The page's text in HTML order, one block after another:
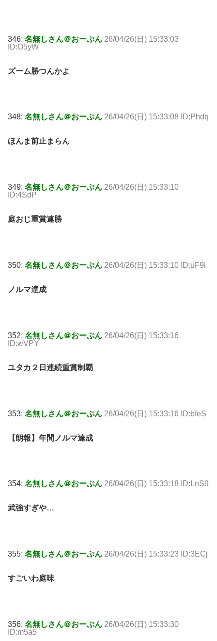
346: 名無しさん＠おーぷん 26/04/26(日) 15:33:03
ID:O5yW
ズーム勝つんかよ
348: 名無しさん＠おーぷん 26/04/26(日) 15:33:08 ID:Phdq
ほんま前止まらん
349: 名無しさん＠おーぷん 26/04/26(日) 15:33:10
ID:4SdP
庭おじ重賞連勝
350: 名無しさん＠おーぷん 26/04/26(日) 15:33:10 ID:uF9i
ノルマ達成
352: 名無しさん＠おーぷん 26/04/26(日) 15:33:16
ID:wVPY
ユタカ２日連続重賞制覇
353: 名無しさん＠おーぷん 26/04/26(日) 15:33:16 ID:bfeS
【朗報】年間ノルマ達成
354: 名無しさん＠おーぷん 26/04/26(日) 15:33:18 ID:LnS9
武強すぎや…
355: 名無しさん＠おーぷん 26/04/26(日) 15:33:23 ID:3ECj
すごいわ庭味
356: 名無しさん＠おーぷん 26/04/26(日) 15:33:30
ID:m5a5